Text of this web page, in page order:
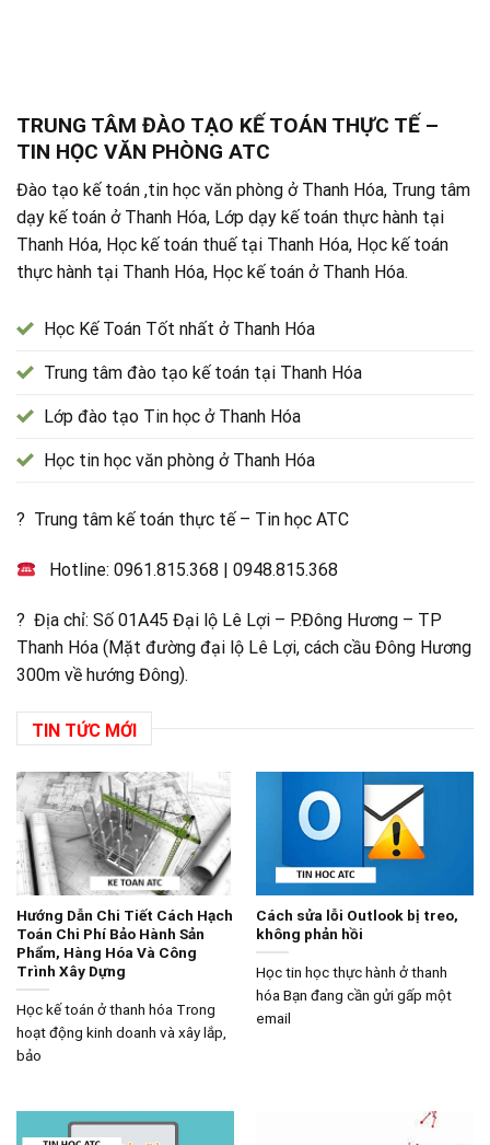
TRUNG TÂM ĐÀO TẠO KẾ TOÁN THỰC TẾ –
TIN HỌC VĂN PHÒNG ATC
Đào tạo kế toán ,tin học văn phòng ở Thanh Hóa, Trung tâm
dạy kế toán ở Thanh Hóa, Lớp dạy kế toán thực hành tại
Thanh Hóa, Học kế toán thuế tại Thanh Hóa, Học kế toán
thực hành tại Thanh Hóa, Học kế toán ở Thanh Hóa.
Học Kế Toán Tốt nhất ở Thanh Hóa
Trung tâm đào tạo kế toán tại Thanh Hóa
Lớp đào tạo Tin học ở Thanh Hóa
Học tin học văn phòng ở Thanh Hóa
? Trung tâm kế toán thực tế – Tin học ATC
Hotline:0961.815.368 |0948.815.368
? Địa chỉ: Số 01A45 Đại lộ Lê Lợi – P.Đông Hương – TP
Thanh Hóa (Mặt đường đại lộ Lê Lợi, cách cầu Đông Hương
300m về hướng Đông).
TIN TỨC MỚI
Hướng Dẫn Chi Tiết Cách Hạch
Toán Chi Phí Bảo Hành Sản
Phẩm, Hàng Hóa Và Công
Trình Xây Dựng
Học kế toán ở thanh hóa Trong
hoạt động kinh doanh và xây lắp,
bảo
Cách sửa lỗi Outlook bị treo,
không phản hồi
Học tin học thực hành ở thanh
hóa Bạn đang cần gửi gấp một
email